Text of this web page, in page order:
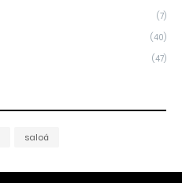
(7)
(40)
(47)
saloá